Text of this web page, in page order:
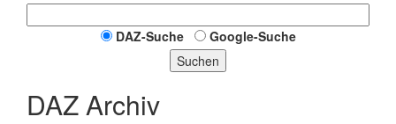
DAZ-Suche
Google-Suche
Suchen
DAZ Archiv